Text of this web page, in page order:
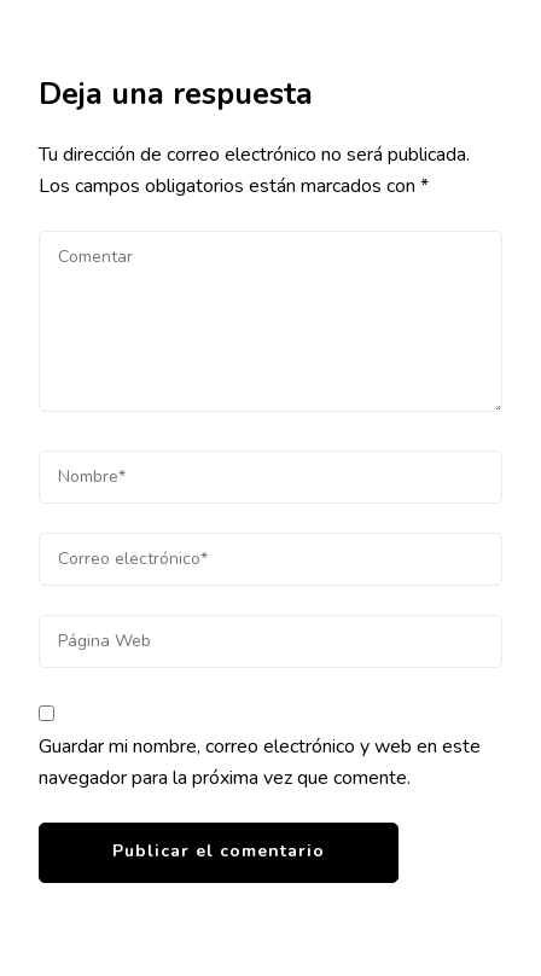
Deja una respuesta
Tu dirección de correo electrónico no será publicada.
Los campos obligatorios están marcados con *
Guardar mi nombre, correo electrónico y web en este
navegador para la próxima vez que comente.